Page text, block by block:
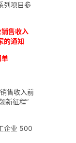
列项目参
售收入
的通知
售收入前
新征程”
企业 500